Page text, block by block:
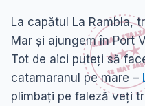
La capătul La Rambla,
Mar și ajungem în Port
Tot de aici puteți să
catamaranul pe mare –
plimbați pe faleză veți